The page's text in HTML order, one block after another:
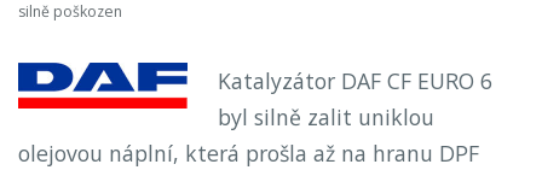
silně poškozen
Katalyzátor DAF CF EURO 6
byl silně zalit uniklou
olejovou náplní, která prošla až na hranu DPF